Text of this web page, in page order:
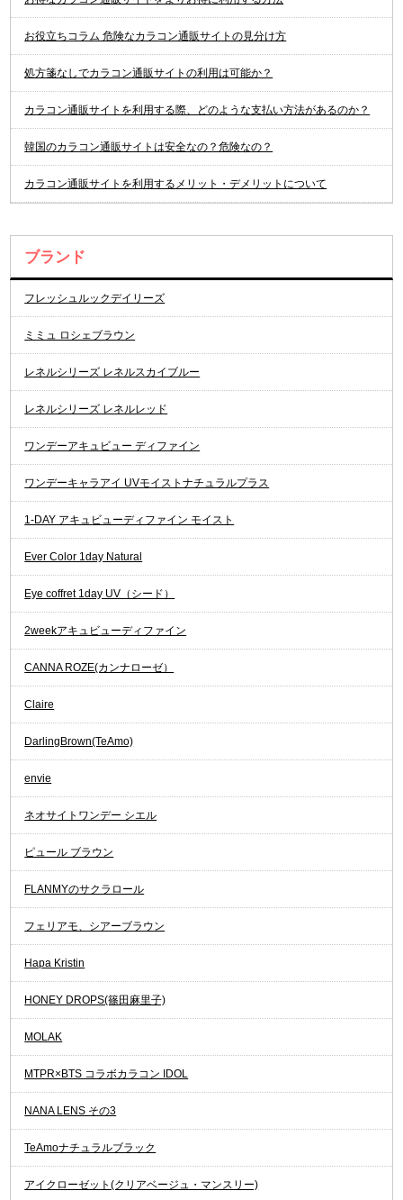
お役立ちコラム 危険なカラコン通販サイトの見分け方
処方箋なしでカラコン通販サイトの利用は可能か？
カラコン通販サイトを利用する際、どのような支払い方法があるのか？
韓国のカラコン通販サイトは安全なの？危険なの？
カラコン通販サイトを利用するメリット・デメリットについて
ブランド
フレッシュルックデイリーズ
ミミュ ロシェブラウン
レネルシリーズ レネルスカイブルー
レネルシリーズ レネルレッド
ワンデーアキュビュー ディファイン
ワンデーキャラアイ UVモイストナチュラルプラス
1-DAY アキュビューディファイン モイスト
Ever Color 1day Natural
Eye coffret 1day UV（シード）
2weekアキュビューディファイン
CANNA ROZE(カンナローゼ）
Claire
DarlingBrown(TeAmo)
envie
ネオサイトワンデー シエル
ピュール ブラウン
FLANMYのサクラロール
フェリアモ、シアーブラウン
Hapa Kristin
HONEY DROPS(篠田麻里子)
MOLAK
MTPR×BTS コラボカラコン IDOL
NANA LENS その3
TeAmoナチュラルブラック
アイクローゼット(クリアベージュ・マンスリー)